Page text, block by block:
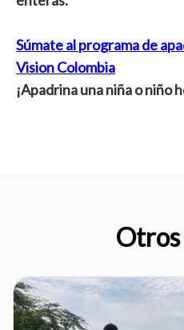
Súmate al programa de
Vision Colombia
¡Apadrina una niña o niño
Otros